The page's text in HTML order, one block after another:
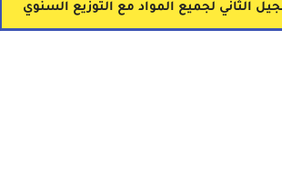
الثاني لجميع المواد مع التوزيع السنوي